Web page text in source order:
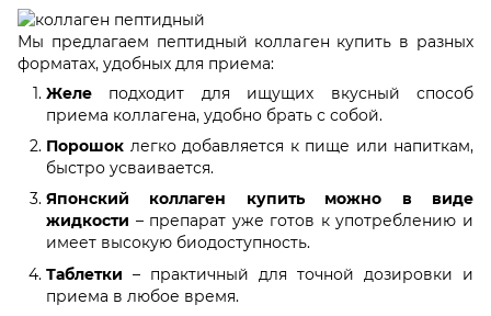
Мы предлагаем пептидный коллаген купить в разных
форматах, удобных для приема:
Желе подходит для ищущих вкусный способ
приема коллагена, удобно брать с собой.
Порошок легко добавляется к пище или напиткам,
быстро усваивается.
Японский коллаген купить можно в виде
жидкости – препарат уже готов к употреблению и
имеет высокую биодоступность.
Таблетки – практичный для точной дозировки и
приема в любое время.